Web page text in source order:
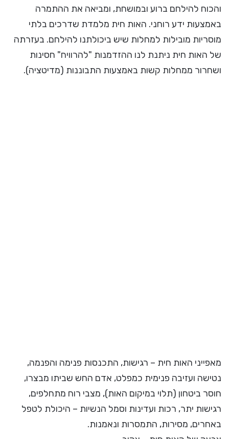
והכוח להילחם ברוע ובמושחת, ומביאה את ההתמרה
באמצעות ידע רוחני. האות חית מלמדת שדרכים בלתי
מוסריות מובילות למחלות שיש ביכולתנו להילחם. בעזרתה
של האות חית ניתנת לנו ההזדמנות "להרוויח" חסינות
ושחרור ממחלות קשות באמצעות התבוננות (מדיטציה).
מאפייני האות חית – רגישות, התכנסות פנימה והפנמה,
נטישה ועזיבה פנימית כמפלט, אדם החש שביתו מבצרו,
חוסר ביטחון (תלוי במיקום האות), מצבי רוח מתחלפים,
רגישות יתר, רכות ועדינות וסמל הנשיות – היכולת לטפל
באחרים, מסירות, התמסרות ונאמנות.